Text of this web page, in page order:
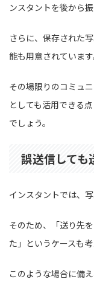
ンスタントを後から
さらに、保存された
能も用意されています
その場限りのコミュ
としても活用できる
でしょう。
誤送信しても
インスタントでは、
そのため、「送り先
た」というケースも考
このような場合に備